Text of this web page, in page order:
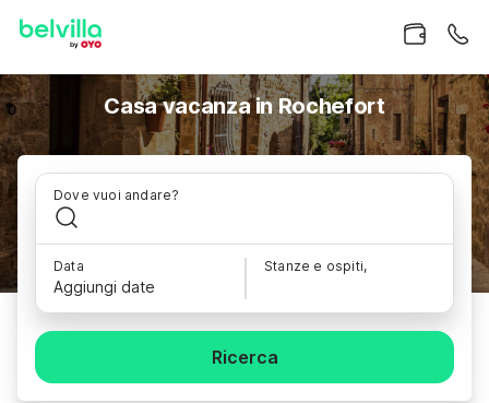
Casa vacanza in Rochefort
Dove vuoi andare?
Data
Aggiungi date
Stanze e ospiti,
Ricerca